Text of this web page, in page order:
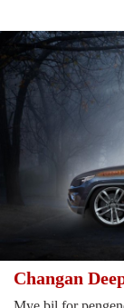
Changan